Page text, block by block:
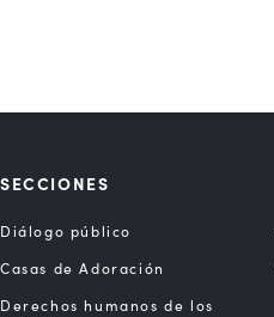
SECCIONES
Diálogo público
Casas de Adoración
Derechos humanos de los